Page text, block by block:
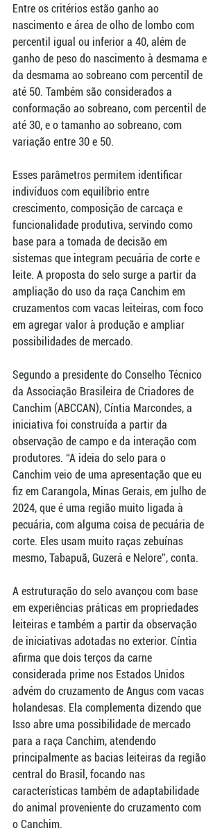
Entre os critérios estão ganho ao
nascimento e área de olho de lombo com
percentil igual ou inferior a 40, além de
ganho de peso do nascimento à desmama e
da desmama ao sobreano com percentil de
até 50. Também são considerados a
conformação ao sobreano, com percentil de
até 30, e o tamanho ao sobreano, com
variação entre 30 e 50.
Esses parâmetros permitem identificar
indivíduos com equilíbrio entre
crescimento, composição de carcaça e
funcionalidade produtiva, servindo como
base para a tomada de decisão em
sistemas que integram pecuária de corte e
leite. A proposta do selo surge a partir da
ampliação do uso da raça Canchim em
cruzamentos com vacas leiteiras, com foco
em agregar valor à produção e ampliar
possibilidades de mercado.
Segundo a presidente do Conselho Técnico
da Associação Brasileira de Criadores de
Canchim (ABCCAN), Cíntia Marcondes, a
iniciativa foi construída a partir da
observação de campo e da interação com
produtores. “A ideia do selo para o
Canchim veio de uma apresentação que eu
fiz em Carangola, Minas Gerais, em julho de
2024, que é uma região muito ligada à
pecuária, com alguma coisa de pecuária de
corte. Eles usam muito raças zebuínas
mesmo, Tabapuã, Guzerá e Nelore”, conta.
A estruturação do selo avançou com base
em experiências práticas em propriedades
leiteiras e também a partir da observação
de iniciativas adotadas no exterior. Cíntia
afirma que dois terços da carne
considerada prime nos Estados Unidos
advém do cruzamento de Angus com vacas
holandesas. Ela complementa dizendo que
Isso abre uma possibilidade de mercado
para a raça Canchim, atendendo
principalmente as bacias leiteiras da região
central do Brasil, focando nas
características também de adaptabilidade
do animal proveniente do cruzamento com
o Canchim.